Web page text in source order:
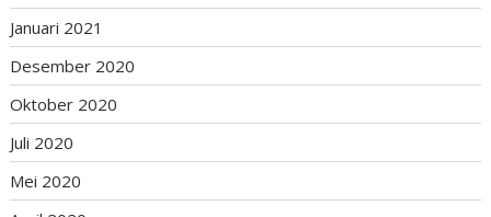
Januari 2021
Desember 2020
Oktober 2020
Juli 2020
Mei 2020